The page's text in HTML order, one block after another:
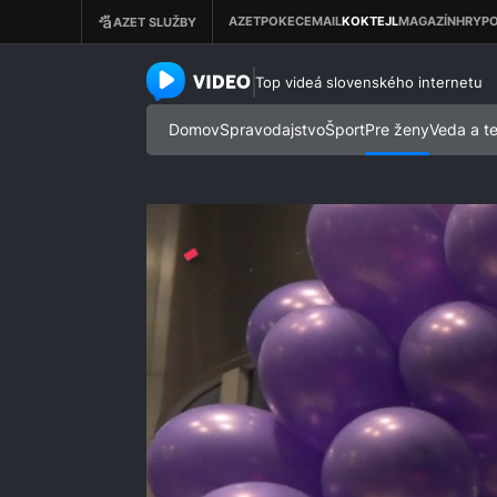
azet.video.sk
Top videá slovenského internetu
DomovSpravodajstvoŠportPre ženyVeda a